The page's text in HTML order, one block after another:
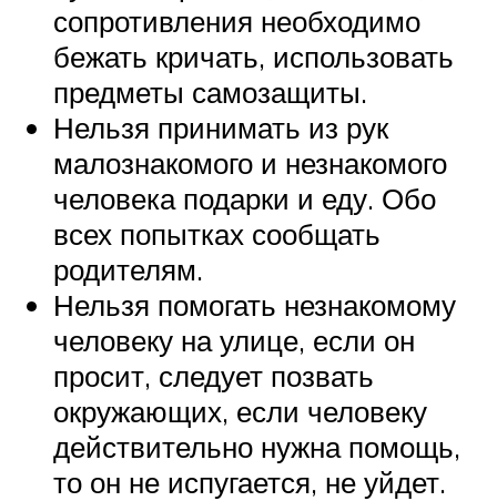
сопротивления необходимо
бежать кричать, использовать
предметы самозащиты.
Нельзя принимать из рук
малознакомого и незнакомого
человека подарки и еду. Обо
всех попытках сообщать
родителям.
Нельзя помогать незнакомому
человеку на улице, если он
просит, следует позвать
окружающих, если человеку
действительно нужна помощь,
то он не испугается, не уйдет.